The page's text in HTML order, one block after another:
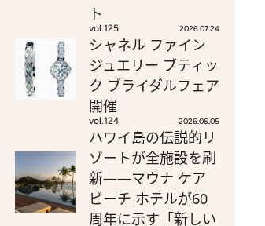
ト
vol.125 2026.07.24
シャネル ファイン
ジュエリー ブティッ
ク ブライダルフェア
開催
vol.124 2026.06.05
ハワイ島の伝説的リ
ゾートが全施設を刷
新——マウナ ケア
ビーチ ホテルが60
周年に示す「新しい